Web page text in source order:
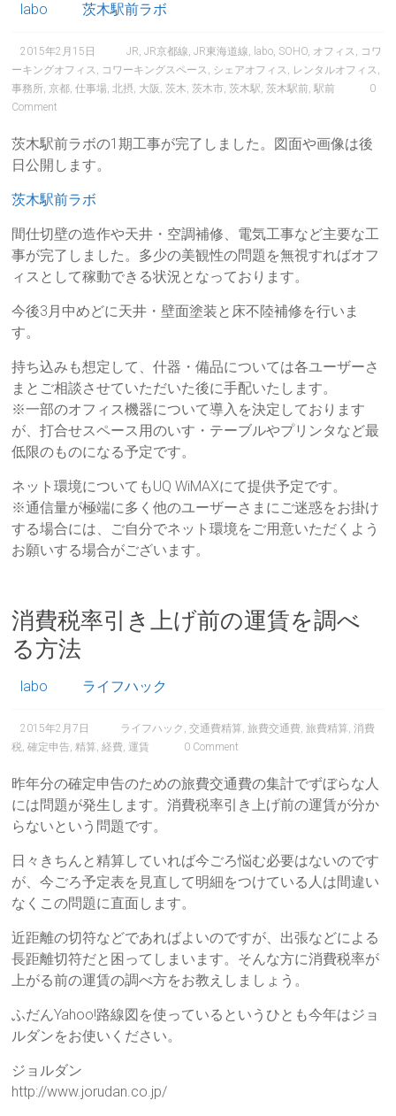
labo 茨木駅前ラボ
2015年2月15日 JR,JR京都線,JR東海道線, labo, SOHO, オフィス , コワ
ーキングオフィス , コワーキングスペース , シェアオフィス , レンタルオフィス ,
事務所, 京都,仕事場,北摂, 大阪 ,茨木,茨木市,茨木駅,茨木駅前,駅前
0
Comment
茨木駅前ラボの1期工事が完了しました。図面や画像は後
日公開します。
茨木駅前ラボ
間仕切壁の造作や天井・空調補修、電気工事など主要な工
事が完了しました。多少の美観性の問題を無視すればオフ
ィスとして稼動できる状況となっております。
今後3月中めどに天井・壁面塗装と床不陸補修を行いま
す。
持ち込みも想定して、什器・備品については各ユーザーさ
まとご相談させていただいた後に手配いたします。
※一部のオフィス機器について導入を決定しております
が、打合せスペース用のいす・テーブルやプリンタなど最
低限のものになる予定です。
ネット環境についてもUQ WiMAXにて提供予定です。
※通信量が極端に多く他のユーザーさまにご迷惑をお掛け
する場合には、ご自分でネット環境をご用意いただくよう
お願いする場合がございます。
消費税率引き上げ前の運賃を調べ
る方法
labo ライフハック
2015年2月7日 ライフハック ,交通費精算,旅費交通費,旅費精算,消費
税,確定申告,精算,経費, 運賃 0 Comment
昨年分の確定申告のための旅費交通費の集計でずぼらな人
には問題が発生します。消費税率引き上げ前の運賃が分か
らないという問題です。
日々きちんと精算していれば今ごろ悩む必要はないのです
が、今ごろ予定表を見直して明細をつけている人は間違い
なくこの問題に直面します。
近距離の切符などであればよいのですが、出張などによる
長距離切符だと困ってしまいます。そんな方に消費税率が
上がる前の運賃の調べ方をお教えしましょう。
ふだんYahoo!路線図を使っているというひとも今年はジョ
ルダンをお使いください。
ジョルダン
http://www.jorudan.co.jp/